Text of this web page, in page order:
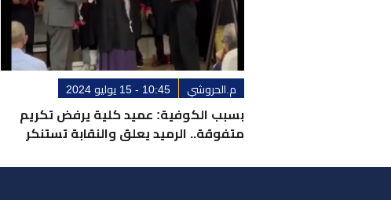
م.الحروشي 10:45 - 15 يوليو 2024
بسبب الكوفية: عميد كلية يرفض تكريم
متفوقة.. الرميد يعلق والنقابة تستنكر